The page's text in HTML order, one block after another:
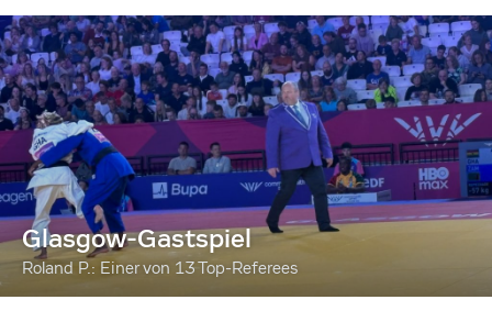
Glasgow-Gastspiel
Roland P.: Einer von 13 Top-Referees